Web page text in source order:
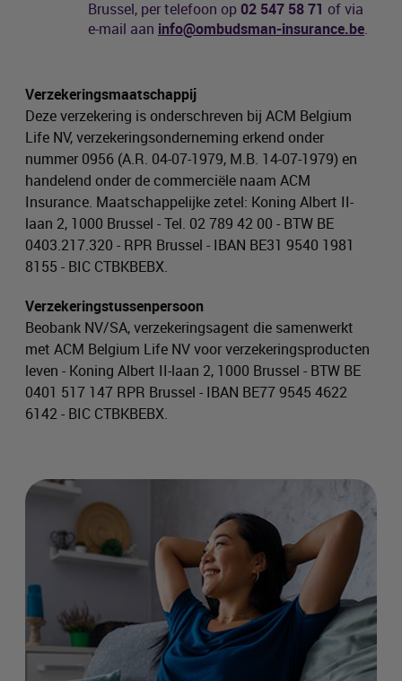
Brussel, per telefoon op 02 547 58 71 of via
e-mail aan info@ombudsman-insurance.be.
Verzekeringsmaatschappij
Deze verzekering is onderschreven bij ACM Belgium
Life NV, verzekeringsonderneming erkend onder
nummer 0956 (A.R. 04-07-1979, M.B. 14-07-1979) en
handelend onder de commerciële naam ACM
Insurance. Maatschappelijke zetel: Koning Albert II-
laan 2, 1000 Brussel - Tel. 02 789 42 00 - BTW BE
0403.217.320 - RPR Brussel - IBAN BE31 9540 1981
8155 - BIC CTBKBEBX.
Verzekeringstussenpersoon
Beobank NV/SA, verzekeringsagent die samenwerkt
met ACM Belgium Life NV voor verzekeringsproducten
leven - Koning Albert II-laan 2, 1000 Brussel - BTW BE
0401 517 147 RPR Brussel - IBAN BE77 9545 4622
6142 - BIC CTBKBEBX.